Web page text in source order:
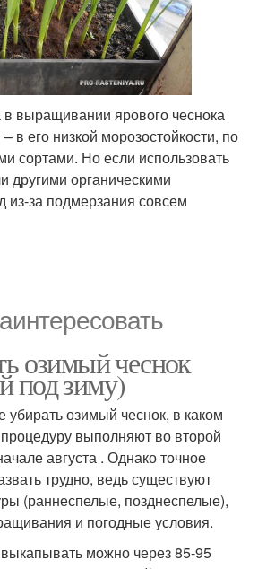
выращивании ярового чеснока
в его низкой морозостойкости, по
сортами. Но если использовать
другими органическими
за подмерзания совсем
озимый чеснок
под зиму)
убирать озимый чеснок, в каком
выполняют во второй
августа . Однако точное
трудно, ведь существуют
(раннеспелые, позднеспелые),
и погодные условия.
можно через 85-95